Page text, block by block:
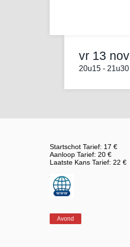
vr 13 nov
20u15 - 21u30
Startschot Tarief: 17 €
Aanloop Tarief: 20 €
Laatste Kans Tarief: 22 €
Avond